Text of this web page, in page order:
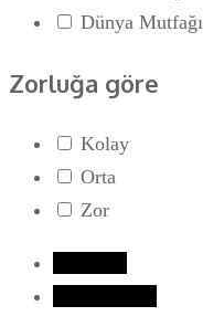
Dünya Mutfağı
Zorluğa göre
Kolay
Orta
Zor